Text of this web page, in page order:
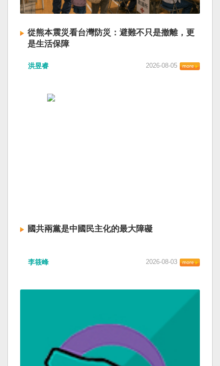
從熊本震災看台灣防災：避難不只是撤離，更
是生活保障
洪昱睿 2026-08-05
國共兩黨是中國民主化的最大障礙
李筱峰 2026-08-03